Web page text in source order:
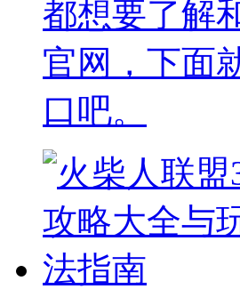
都想要了解
官网，下面
口吧。